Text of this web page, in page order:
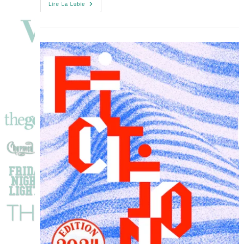
Lire La Lubie
[VIDEO]
NISMET
Vraie
En
Fiction
Avec
Emma
Boulanouar,
Abidar
&
Théo
Costa-
Marini
!